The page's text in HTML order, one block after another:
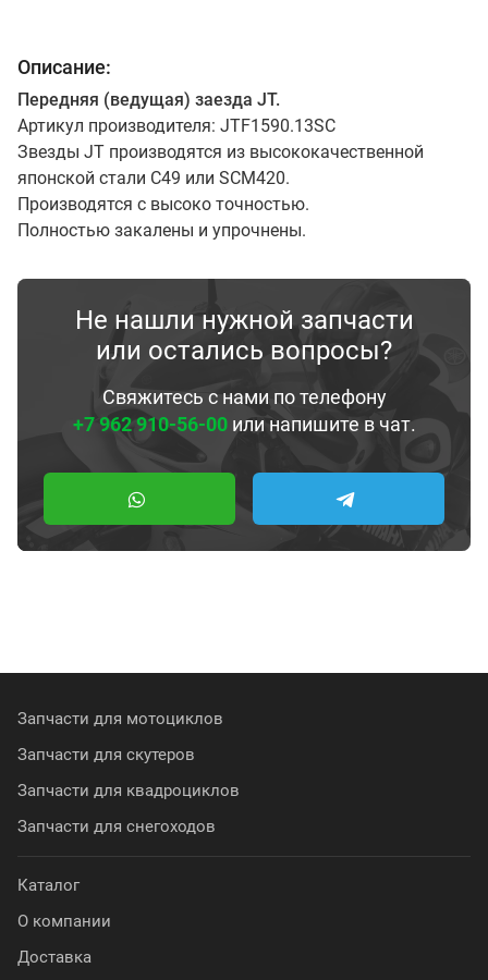
Описание:
Передняя (ведущая) заезда JT.
Артикул производителя: JTF1590.13SC
Звезды JT производятся из высококачественной
японской стали С49 или SCM420.
Производятся с высоко точностью.
Полностью закалены и упрочнены.
Не нашли нужной запчасти
или остались вопросы?
Свяжитесь с нами по телефону
+7 962 910-56-00или напишите в чат.
Запчасти для мотоциклов
Запчасти для скутеров
Запчасти для квадроциклов
Запчасти для снегоходов
Каталог
О компании
Доставка